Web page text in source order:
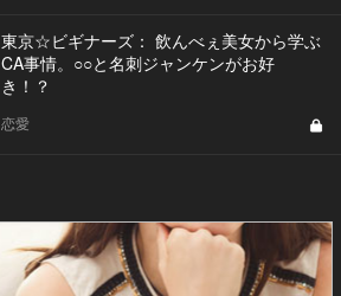
東京☆ビギナーズ： 飲んべぇ美女から学ぶ
CA事情。○○と名刺ジャンケンがお好
き！？
恋愛